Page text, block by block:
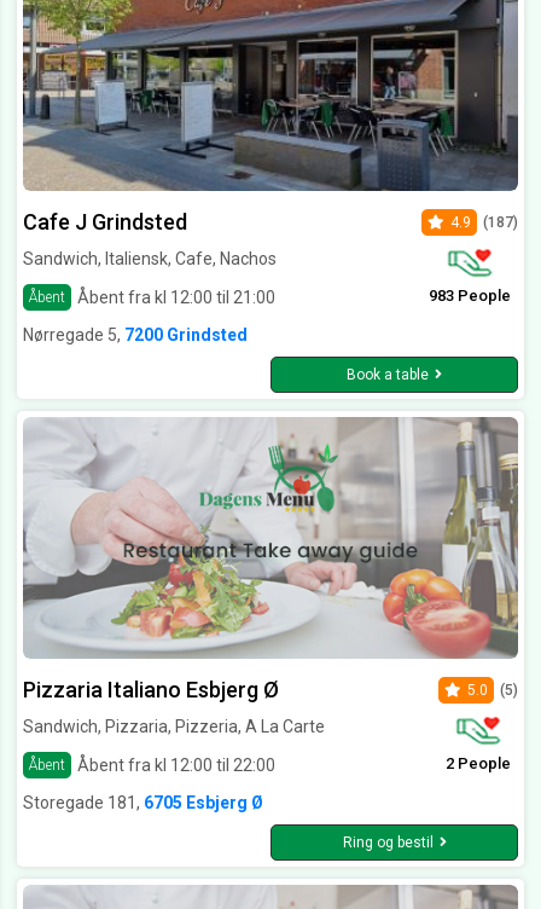
Cafe J Grindsted
Sandwich, Italiensk, Cafe, Nachos
Åbent Åbent fra kl 12:00 til 21:00
4.9 (187)
983 People
Nørregade 5, 7200 Grindsted
Book a table
Pizzaria Italiano Esbjerg Ø
Sandwich, Pizzaria, Pizzeria, A La Carte
Åbent Åbent fra kl 12:00 til 22:00
5.0 (5)
2 People
Storegade 181, 6705 Esbjerg Ø
Ring og bestil